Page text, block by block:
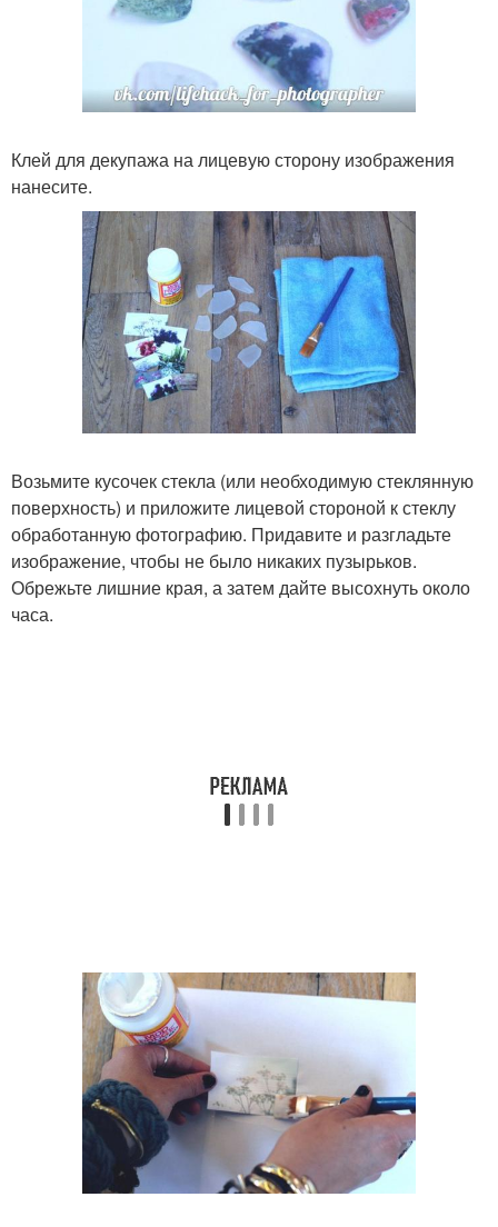
Клей для декупажа на лицевую сторону изображения
нанесите.
Возьмите кусочек стекла (или необходимую стеклянную
поверхность) и приложите лицевой стороной к стеклу
обработанную фотографию. Придавите и разгладьте
изображение, чтобы не было никаких пузырьков.
Обрежьте лишние края, а затем дайте высохнуть около
часа.